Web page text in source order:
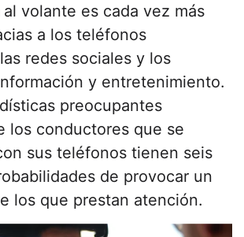
volante es cada vez más
a los teléfonos
redes sociales y los
y entretenimiento.
preocupantes
los conductores que se
sus teléfonos tienen seis
de provocar un
los que prestan atención.